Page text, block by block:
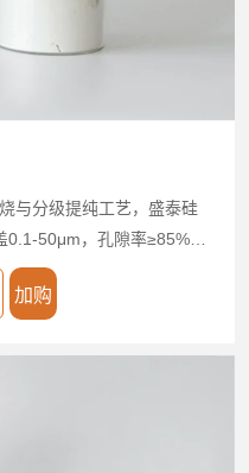
与分级提纯工艺，盛泰硅
50μm，孔隙率≥85%，
准过滤需求。具备强吸
≤450℃）特性，可高效截
升20%以上，废渣减量
、低能耗、全周期环保优
发展。
加购